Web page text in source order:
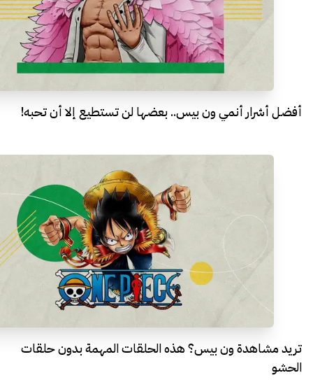
أفضل أشرار أنمي ون بيس.. بعضها لن تستطيع إلا أن تحبه!
تريد مشاهدة ون بيس؟ هذه الحلقات المهمة بدون حلقات
الحشو